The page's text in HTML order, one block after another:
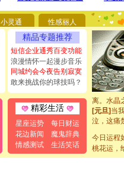
小灵通 性感丽人
精品专题推荐
短信企业通秀百变功能
浪漫情怀一起漫步音乐
同城约会今夜告别寂寞
敢来挑战你的球技吗？
精彩生活
星座运势
每日财运
花边新闻
魔鬼辞典
情感测试
生活笑话
都要快乐
[圣诞节]
如意,快
[元旦]看
断电。爱
你是我专
[元旦]如
起；二是
离。水晶
[元旦]当
泣，这痛
卖了。水
[春节]风
颜！冬去
道一声平
今日运程
桃花运，